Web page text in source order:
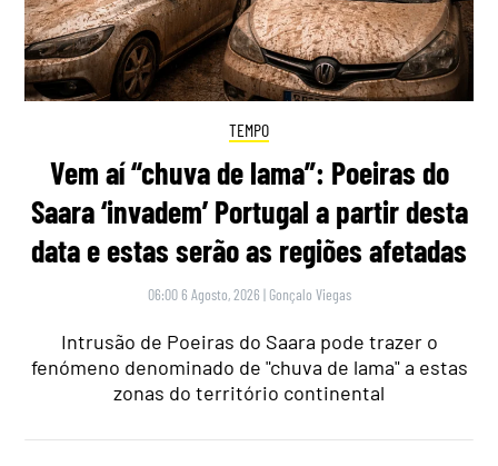
TEMPO
Vem aí “chuva de lama”: Poeiras do
Saara ‘invadem’ Portugal a partir desta
data e estas serão as regiões afetadas
06:00 6 Agosto, 2026 | Gonçalo Viegas
Intrusão de Poeiras do Saara pode trazer o
fenómeno denominado de "chuva de lama" a estas
zonas do território continental